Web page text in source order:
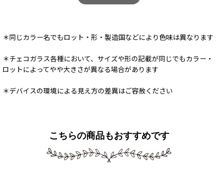
＊同じカラー名でもロット・形・製造国などにより色味は異なります
＊チェコガラス各種において、サイズや形の記載が同じでもカラー・
ロットによってやや大きさが異なる場合があります
＊デバイスの環境による見え方の差異はご容赦ください
こちらの商品もおすすめです